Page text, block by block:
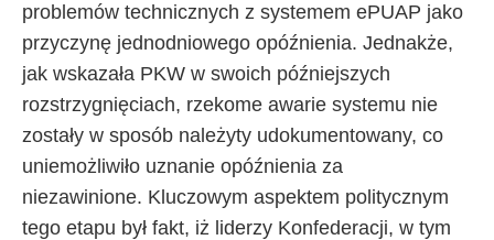
problemów technicznych z systemem ePUAP jako
przyczynę jednodniowego opóźnienia. Jednakże,
jak wskazała PKW w swoich późniejszych
rozstrzygnięciach, rzekome awarie systemu nie
zostały w sposób należyty udokumentowany, co
uniemożliwiło uznanie opóźnienia za
niezawinione. Kluczowym aspektem politycznym
tego etapu był fakt, iż liderzy Konfederacji, w tym